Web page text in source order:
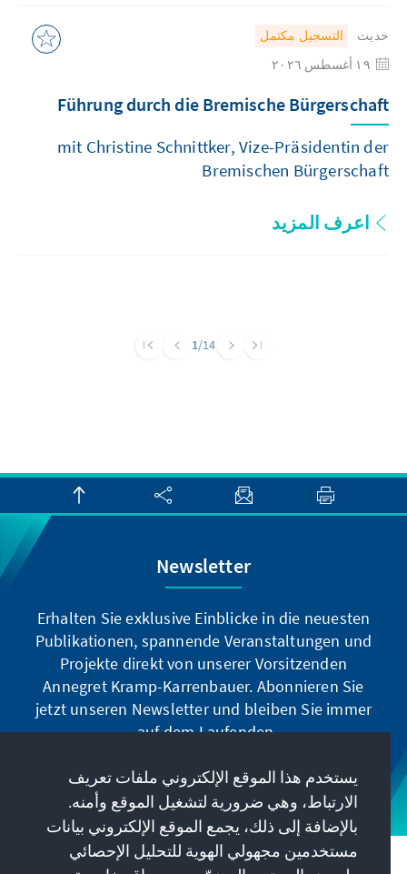
حديث
التسجيل مكتمل
Führung durch die Bremische Bürgerschaft
mit Christine Schnittker, Vize-Präsidentin der
Bremischen Bürgerschaft
اعرف المزيد
1/14
Newsletter
Erhalten Sie exklusive Einblicke in die neuesten
Publikationen, spannende Veranstaltungen und
Projekte direkt von unserer Vorsitzenden
Annegret Kramp-Karrenbauer. Abonnieren Sie
jetzt unseren Newsletter und bleiben Sie immer
auf dem Laufenden.
Jetzt abonnieren
يستخدم هذا الموقع الإلكتروني ملفات تعريف
الارتباط، وهي ضرورية لتشغيل الموقع وأمنه.
بالإضافة إلى ذلك، يجمع الموقع الإلكتروني بيانات
مستخدمين مجهولي الهوية للتحليل الإحصائي